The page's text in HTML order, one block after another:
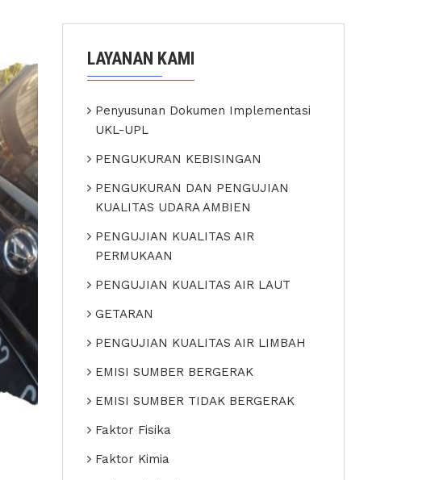
LAYANAN KAMI
Penyusunan Dokumen Implementasi
UKL-UPL
PENGUKURAN KEBISINGAN
PENGUKURAN DAN PENGUJIAN
KUALITAS UDARA AMBIEN
PENGUJIAN KUALITAS AIR
PERMUKAAN
PENGUJIAN KUALITAS AIR LAUT
GETARAN
PENGUJIAN KUALITAS AIR LIMBAH
EMISI SUMBER BERGERAK
EMISI SUMBER TIDAK BERGERAK
Faktor Fisika
Faktor Kimia